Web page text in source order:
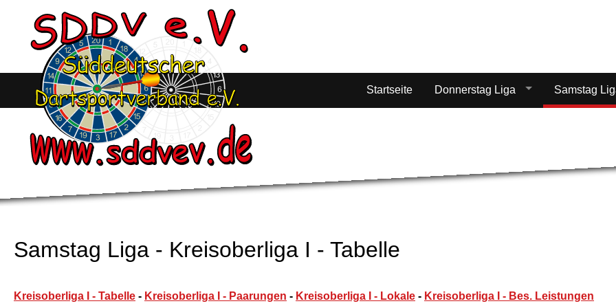
Startseite Donnerstag Liga Samstag
Samstag Liga - Kreisoberliga I - Tabelle
Kreisoberliga I - Tabelle - Kreisoberliga I - Paarungen - Kreisoberliga I - Lokale - Kreisoberliga I - Bes. Leistungen